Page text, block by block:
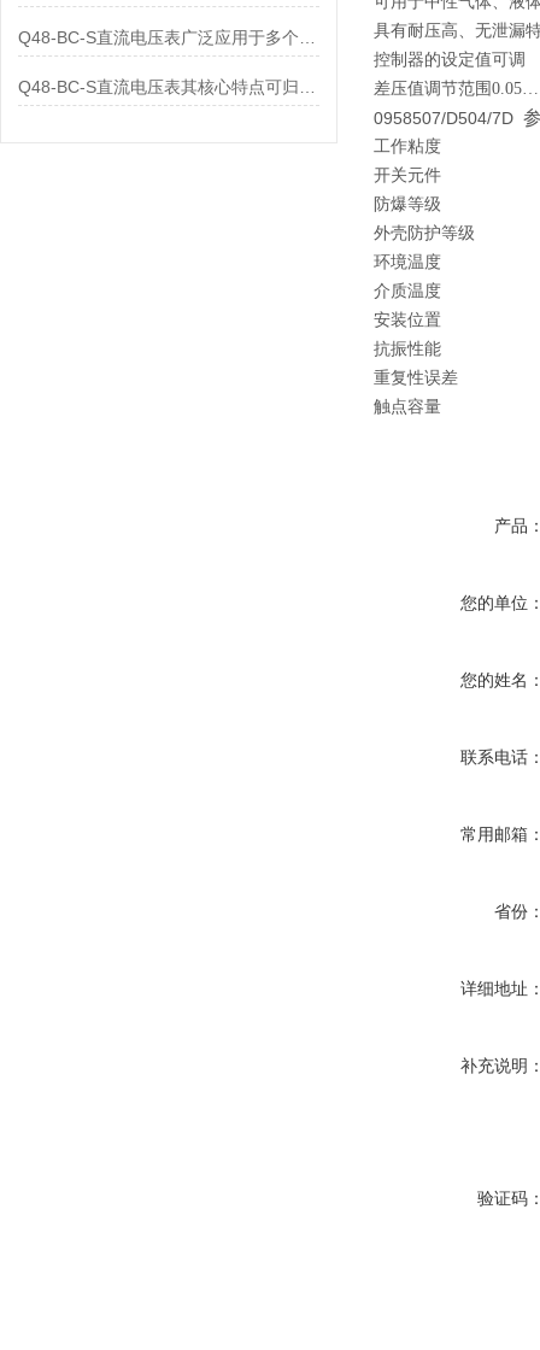
具有耐压高、无泄漏
控制器的设定值可调
差压值调节范围
0958507/D504/7D
工作粘度
开关元件
防爆等级
外壳防护等级
环境温度
介质温度
安装位置
抗振性能
重复性误差
触点容量
产品
您的单位
您的姓名
联系电话
常用邮箱
省份
详细地址
补充说明
验证码